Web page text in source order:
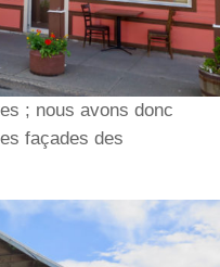
; nous avons donc
façades des